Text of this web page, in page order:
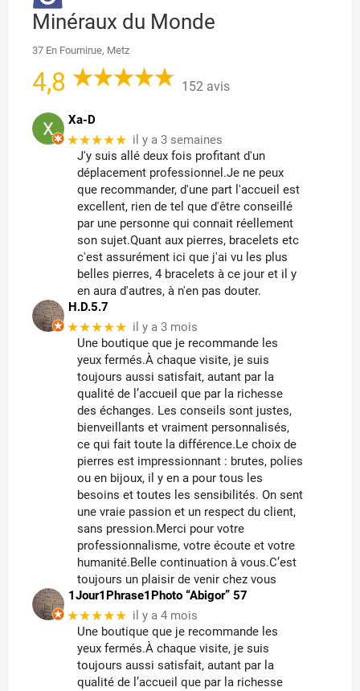
Minéraux du Monde
37 En Fournirue, Metz
4,8 152 avis
Xa-D
★★★★★ il y a 3 semaines
J'y suis allé deux fois profitant d'un
déplacement professionnel.Je ne peux
que recommander, d'une part l'accueil est
excellent, rien de tel que d'être conseillé
par une personne qui connait réellement
son sujet.Quant aux pierres, bracelets etc
c'est assurément ici que j'ai vu les plus
belles pierres, 4 bracelets à ce jour et il y
en aura d'autres, à n'en pas douter.
H.D.5.7
★★★★★ il y a 3 mois
Une boutique que je recommande les
yeux fermés.À chaque visite, je suis
toujours aussi satisfait, autant par la
qualité de l’accueil que par la richesse
des échanges. Les conseils sont justes,
bienveillants et vraiment personnalisés,
ce qui fait toute la différence.Le choix de
pierres est impressionnant : brutes, polies
ou en bijoux, il y en a pour tous les
besoins et toutes les sensibilités. On sent
une vraie passion et un respect du client,
sans pression.Merci pour votre
professionnalisme, votre écoute et votre
humanité.Belle continuation à vous.C’est
toujours un plaisir de venir chez vous
1Jour1Phrase1Photo “Abigor” 57
★★★★★ il y a 4 mois
Une boutique que je recommande les
yeux fermés.À chaque visite, je suis
toujours aussi satisfait, autant par la
qualité de l’accueil que par la richesse